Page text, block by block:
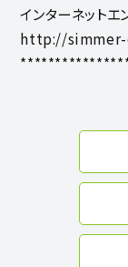
インターネットエ
http://simmer-